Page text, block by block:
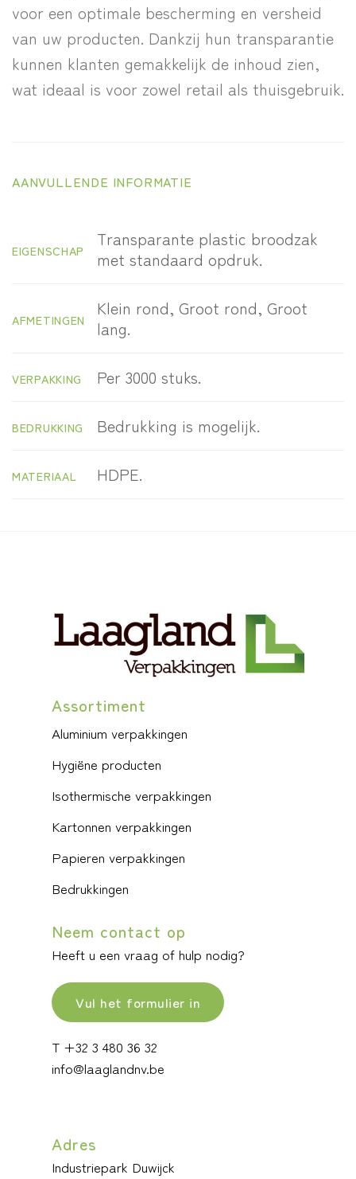
voor een optimale bescherming en versheid
van uw producten. Dankzij hun transparantie
kunnen klanten gemakkelijk de inhoud zien,
wat ideaal is voor zowel retail als thuisgebruik.
AANVULLENDE INFORMATIE
EIGENSCHAP
Transparante plastic broodzak
met standaard opdruk.
AFMETINGEN
Klein rond, Groot rond, Groot
lang.
VERPAKKING Per 3000 stuks.
BEDRUKKING Bedrukking is mogelijk.
MATERIAAL HDPE.
Assortiment
Aluminium verpakkingen
Hygiëne producten
Isothermische verpakkingen
Kartonnen verpakkingen
Papieren verpakkingen
Bedrukkingen
Neem contact op
Heeft u een vraag of hulp nodig?
Vul het formulier in
T +32 3 480 36 32
info@laaglandnv.be
Adres
Industriepark Duwijck